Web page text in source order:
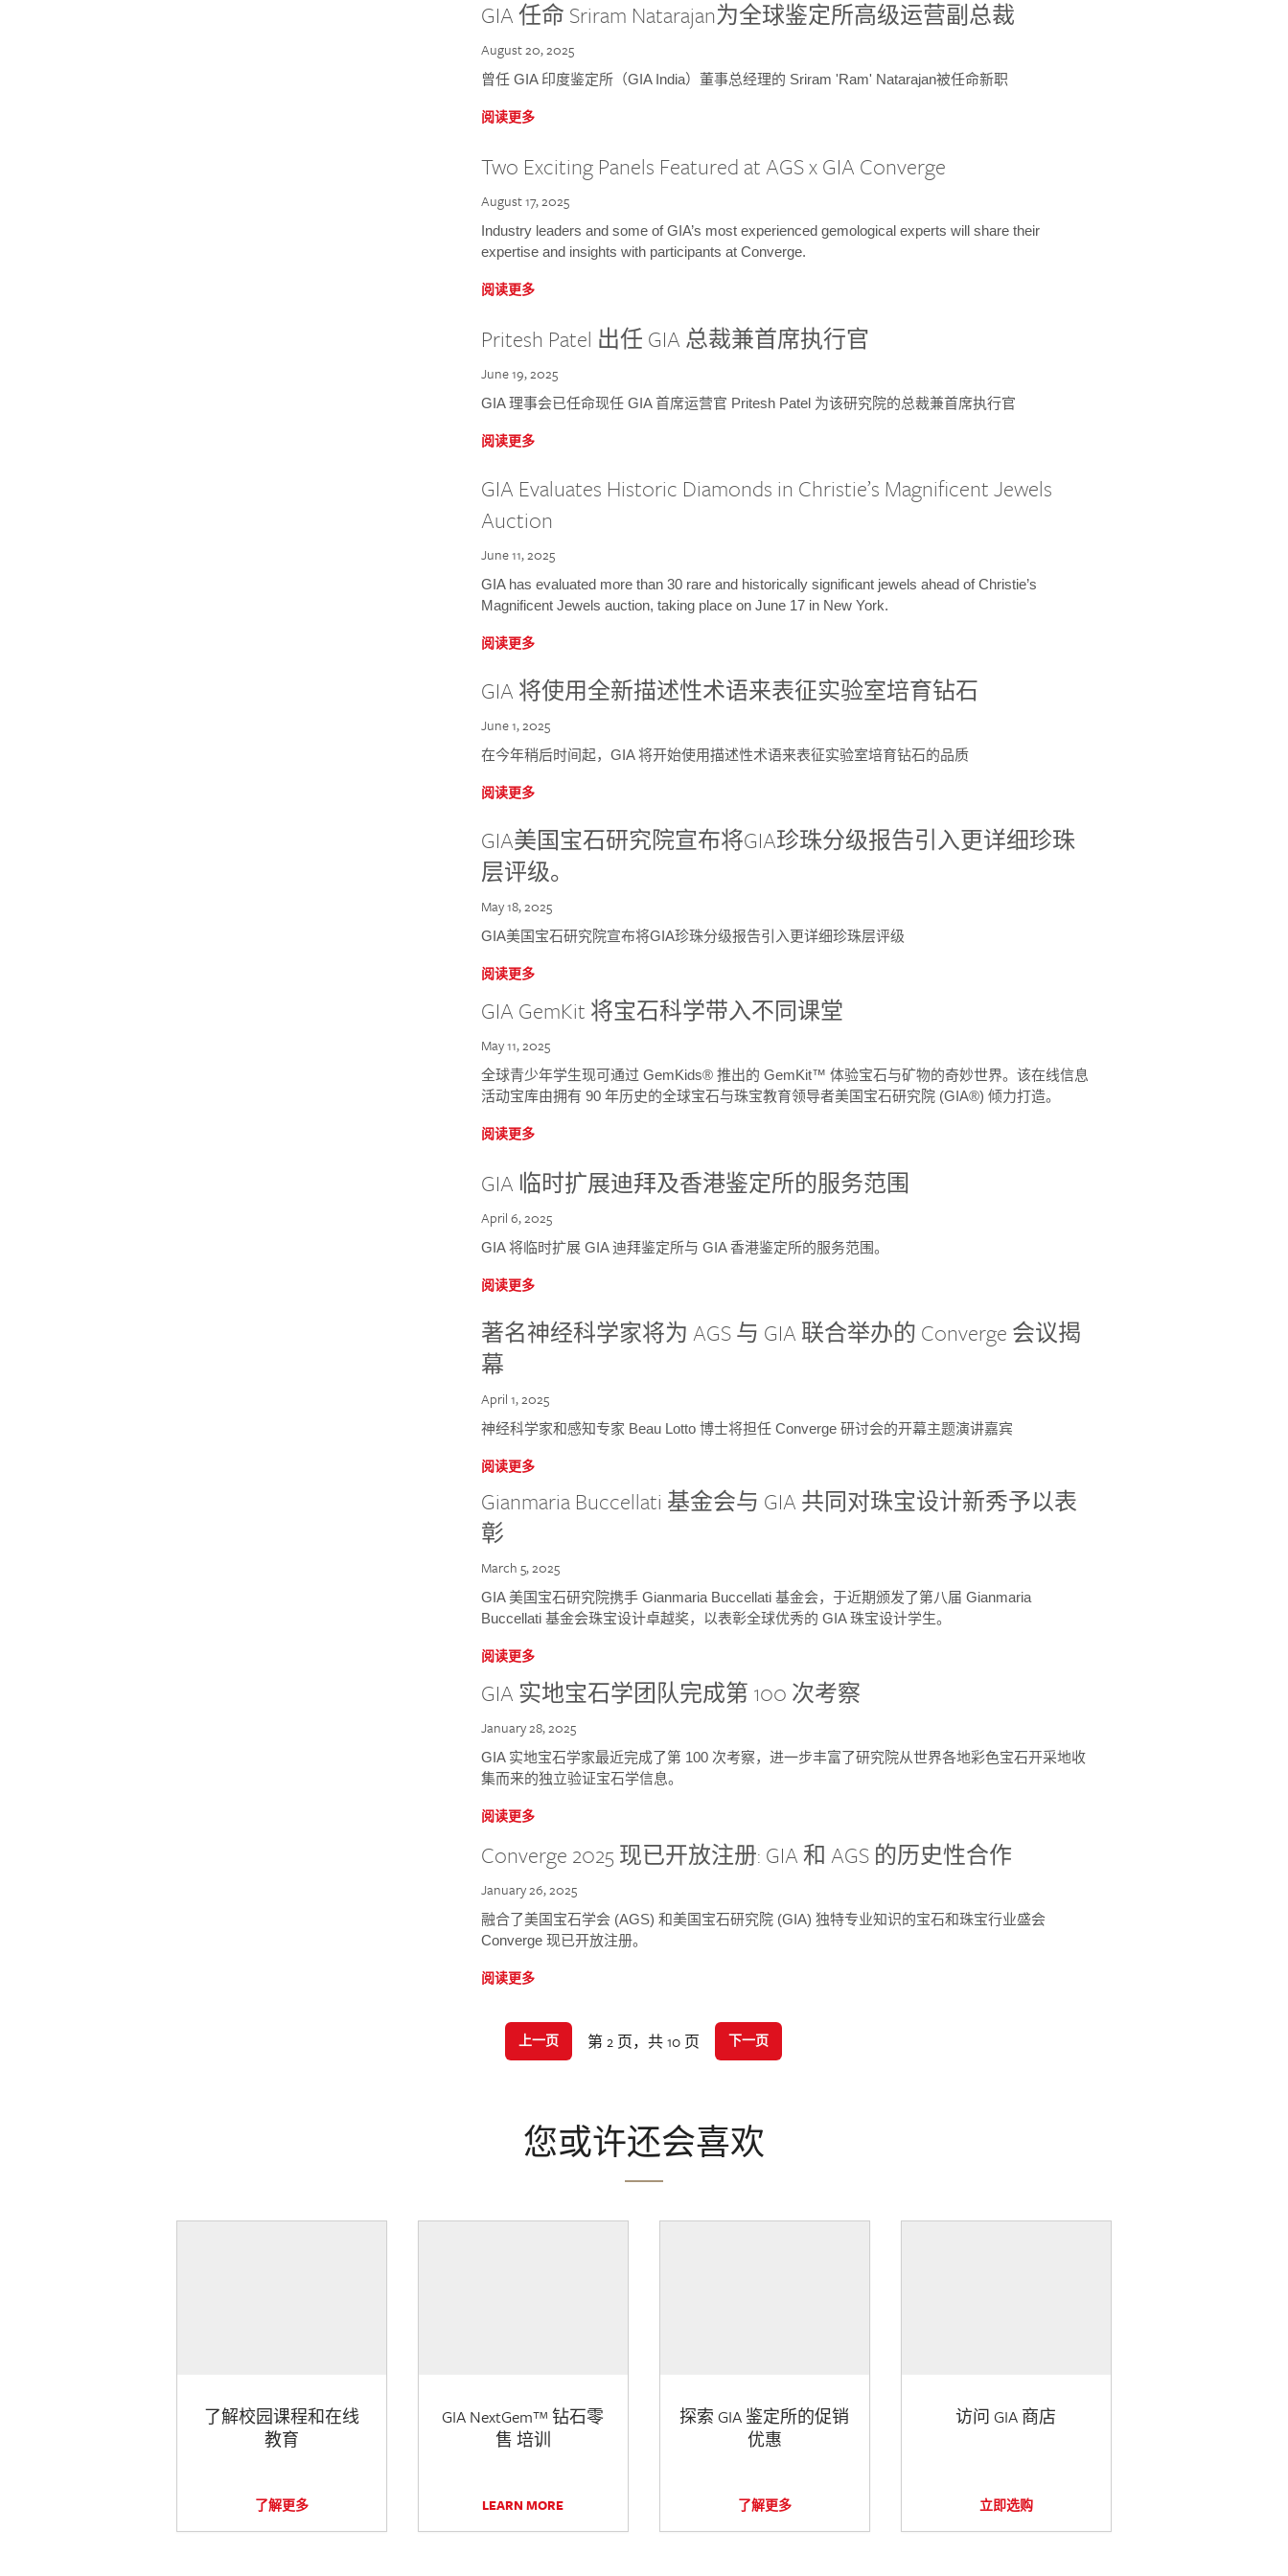
GIA 任命 Sriram Natarajan为全球鉴定所高级运营副总裁
August 20, 2025
曾任 GIA 印度鉴定所（GIA India）董事总经理的 Sriram 'Ram' Natarajan被任命新职
阅读更多
Two Exciting Panels Featured at AGS x GIA Converge
August 17, 2025
Industry leaders and some of GIA’s most experienced gemological experts will share their
expertise and insights with participants at Converge.
阅读更多
Pritesh Patel 出任 GIA 总裁兼首席执行官
June 19, 2025
GIA 理事会已任命现任 GIA 首席运营官 Pritesh Patel 为该研究院的总裁兼首席执行官
阅读更多
GIA Evaluates Historic Diamonds in Christie’s Magnificent Jewels
Auction
June 11, 2025
GIA has evaluated more than 30 rare and historically significant jewels ahead of Christie’s
Magnificent Jewels auction, taking place on June 17 in New York.
阅读更多
GIA 将使用全新描述性术语来表征实验室培育钻石
June 1, 2025
在今年稍后时间起，GIA 将开始使用描述性术语来表征实验室培育钻石的品质
阅读更多
GIA美国宝石研究院宣布将GIA珍珠分级报告引入更详细珍珠
层评级。
May 18, 2025
GIA美国宝石研究院宣布将GIA珍珠分级报告引入更详细珍珠层评级
阅读更多
GIA GemKit 将宝石科学带入不同课堂
May 11, 2025
全球青少年学生现可通过 GemKids® 推出的 GemKit™ 体验宝石与矿物的奇妙世界。该在线信息
活动宝库由拥有 90 年历史的全球宝石与珠宝教育领导者美国宝石研究院 (GIA®) 倾力打造。
阅读更多
GIA 临时扩展迪拜及香港鉴定所的服务范围
April 6, 2025
GIA 将临时扩展 GIA 迪拜鉴定所与 GIA 香港鉴定所的服务范围。
阅读更多
著名神经科学家将为 AGS 与 GIA 联合举办的 Converge 会议揭
幕
April 1, 2025
神经科学家和感知专家 Beau Lotto 博士将担任 Converge 研讨会的开幕主题演讲嘉宾
阅读更多
Gianmaria Buccellati 基金会与 GIA 共同对珠宝设计新秀予以表
彰
March 5, 2025
GIA 美国宝石研究院携手 Gianmaria Buccellati 基金会，于近期颁发了第八届 Gianmaria
Buccellati 基金会珠宝设计卓越奖，以表彰全球优秀的 GIA 珠宝设计学生。
阅读更多
GIA 实地宝石学团队完成第 100 次考察
January 28, 2025
GIA 实地宝石学家最近完成了第 100 次考察，进一步丰富了研究院从世界各地彩色宝石开采地收
集而来的独立验证宝石学信息。
阅读更多
Converge 2025 现已开放注册: GIA 和 AGS 的历史性合作
January 26, 2025
融合了美国宝石学会 (AGS) 和美国宝石研究院 (GIA) 独特专业知识的宝石和珠宝行业盛会
Converge 现已开放注册。
阅读更多
上一页 第 2 页，共 10 页 下一页
您或许还会喜欢
了解校园课程和在线
教育
了解更多
GIA NextGem™ 钻石零
售 培训
LEARN MORE
探索 GIA 鉴定所的促销
优惠
了解更多
访问 GIA 商店
立即选购